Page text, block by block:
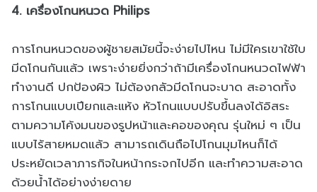
4. เครื่องโกนหนวด Philips
การโกนหนวดของผู้ชายสมัยนี้จะง่ายไปไหน ไม่มีใครเขาใช้ใบ
มีดโกนกันแล้ว เพราะง่ายยิ่งกว่าถ้ามีเครื่องโกนหนวดไฟฟ้า
ทำงานดี ปกป้องผิว ไม่ต้องกลัวมีดโกนจะบาด สะอาดทั้ง
การโกนแบบเปียกและแห้ง หัวโกนแบบปรับขึ้นลงได้อิสระ
ตามความโค้งมนของรูปหน้าและคอของคุณ รุ่นใหม่ ๆ เป็น
แบบไร้สายหมดแล้ว สามารถเดินถือไปโกนมุมไหนก็ได้
ประหยัดเวลาภารกิจในหน้ากระจกไปอีก และทำความสะอาด
ด้วยน้ำได้อย่างง่ายดาย